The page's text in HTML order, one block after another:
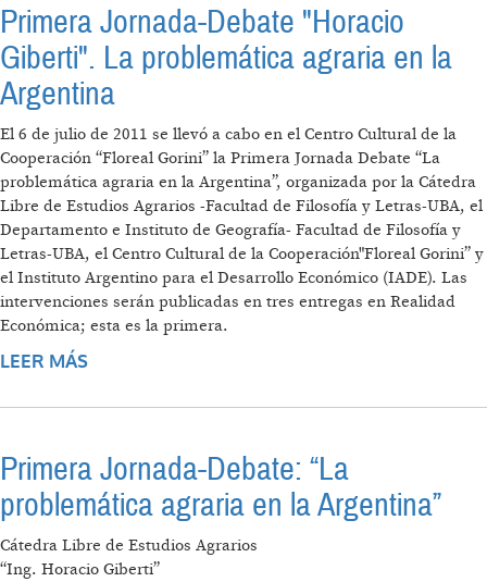
Primera Jornada-Debate "Horacio
Giberti". La problemática agraria en la
Argentina
El 6 de julio de 2011 se llevó a cabo en el Centro Cultural de la
Cooperación “Floreal Gorini” la Primera Jornada Debate “La
problemática agraria en la Argentina”, organizada por la Cátedra
Libre de Estudios Agrarios -Facultad de Filosofía y Letras-UBA, el
Departamento e Instituto de Geografía- Facultad de Filosofía y
Letras-UBA, el Centro Cultural de la Cooperación"Floreal Gorini” y
el Instituto Argentino para el Desarrollo Económico (IADE). Las
intervenciones serán publicadas en tres entregas en Realidad
Económica; esta es la primera.
LEER MÁS
AGRARIA EN LA ARGENTINA
Primera Jornada-Debate: “La
problemática agraria en la Argentina”
Cátedra Libre de Estudios Agrarios
“Ing. Horacio Giberti”